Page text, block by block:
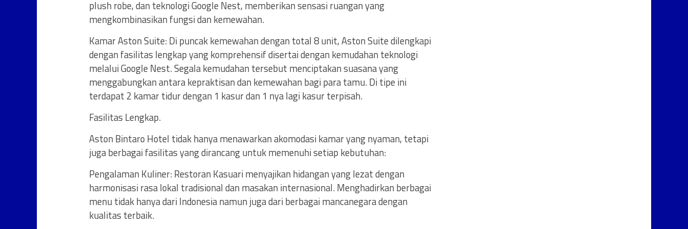
plush robe, dan teknologi Google Nest, memberikan sensasi ruangan yang
mengkombinasikan fungsi dan kemewahan.
Kamar Aston Suite: Di puncak kemewahan dengan total 8 unit, Aston Suite dilengkapi
dengan fasilitas lengkap yang komprehensif disertai dengan kemudahan teknologi
melalui Google Nest. Segala kemudahan tersebut menciptakan suasana yang
menggabungkan antara kepraktisan dan kemewahan bagi para tamu. Di tipe ini
terdapat 2 kamar tidur dengan 1 kasur dan 1 nya lagi kasur terpisah.
Fasilitas Lengkap.
Aston Bintaro Hotel tidak hanya menawarkan akomodasi kamar yang nyaman, tetapi
juga berbagai fasilitas yang dirancang untuk memenuhi setiap kebutuhan:
Pengalaman Kuliner: Restoran Kasuari menyajikan hidangan yang lezat dengan
harmonisasi rasa lokal tradisional dan masakan internasional. Menghadirkan berbagai
menu tidak hanya dari Indonesia namun juga dari berbagai mancanegara dengan
kualitas terbaik.